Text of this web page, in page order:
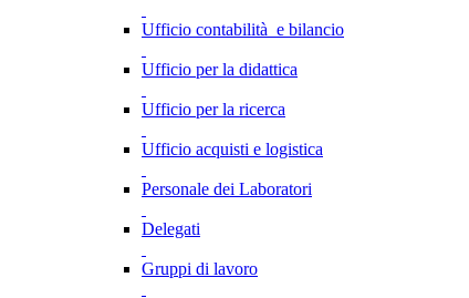
Ufficio contabilità e bilancio
Ufficio per la didattica
Ufficio per la ricerca
Ufficio acquisti e logistica
Personale dei Laboratori
Delegati
Gruppi di lavoro